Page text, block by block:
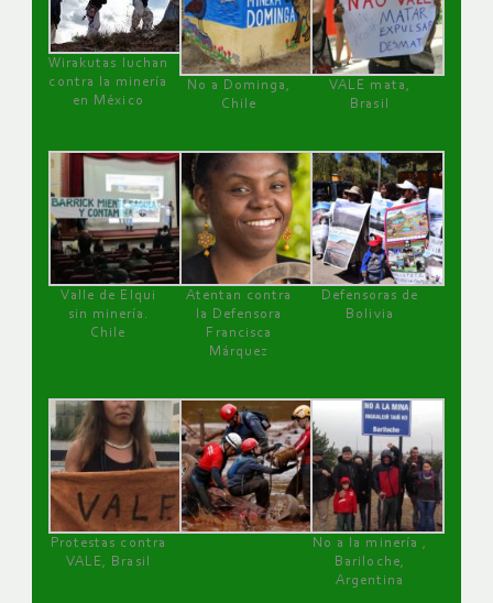
Wirakutas luchan
contra la minería
en México
No a Dominga,
Chile
VALE mata,
Brasil
Valle de Elqui
sin minería.
Chile
Atentan contra
la Defensora
Francisca
Márquez
Defensoras de
Bolivia
Protestas contra
VALE, Brasil
No a la minería ,
Bariloche,
Argentina